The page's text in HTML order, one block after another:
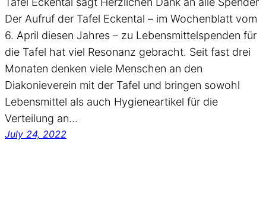
Der Aufruf der Tafel Eckental – im Wochenblatt vom
6. April diesen Jahres – zu Lebensmittelspenden für
die Tafel hat viel Resonanz gebracht. Seit fast drei
Monaten denken viele Menschen an den
Diakonieverein mit der Tafel und bringen sowohl
Lebensmittel als auch Hygieneartikel für die
Verteilung an…
July 24, 2022